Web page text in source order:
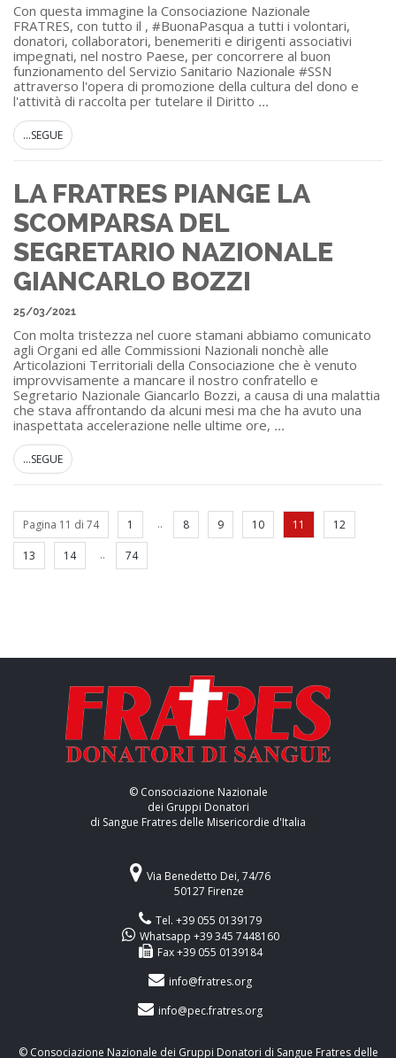
Con questa immagine la Consociazione Nazionale
FRATRES, con tutto il , #BuonaPasqua a tutti i volontari,
donatori, collaboratori, benemeriti e dirigenti associativi
impegnati, nel nostro Paese, per concorrere al buon
funzionamento del Servizio Sanitario Nazionale #SSN
attraverso l'opera di promozione della cultura del dono e
l'attività di raccolta per tutelare il Diritto ...
...SEGUE
LA FRATRES PIANGE LA
SCOMPARSA DEL
SEGRETARIO NAZIONALE
GIANCARLO BOZZI
25/03/2021
Con molta tristezza nel cuore stamani abbiamo comunicato
agli Organi ed alle Commissioni Nazionali nonchè alle
Articolazioni Territoriali della Consociazione che è venuto
improvvisamente a mancare il nostro confratello e
Segretario Nazionale Giancarlo Bozzi, a causa di una malattia
che stava affrontando da alcuni mesi ma che ha avuto una
inaspettata accelerazione nelle ultime ore, ...
...SEGUE
Pagina 11 di 74 1 .. 8 9 10 11 12
13 14 .. 74
© Consociazione Nazionale
dei Gruppi Donatori
di Sangue Fratres delle Misericordie d'Italia
Via Benedetto Dei, 74/76
50127 Firenze
Tel. +39 055 0139179
Whatsapp +39 345 7448160
Fax +39 055 0139184
info@fratres.org
info@pec.fratres.org
© Consociazione Nazionale dei Gruppi Donatori di Sangue Fratres delle